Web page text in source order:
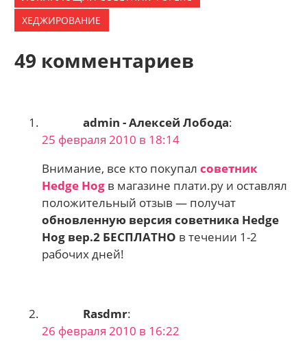
ХЕДЖИРОВАНИЕ
49 комментариев
admin - Алексей Лобода:
25 февраля 2010 в 18:14
Внимание, все кто покупалсоветник
Hedge Hog в магазине плати.ру и оставлял
положительный отзыв — получат
обновленную версия советника Hedge
Hog вер.2 БЕСПЛАТНО в течении 1-2
рабочих дней!
Rasdmr:
26 февраля 2010 в 16:22